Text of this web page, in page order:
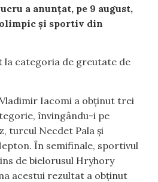
a anunțat, pe 9 august,
și sportiv din
la categoria de greutate de
Iacomi a obținut trei
învingându-i pe
turcul Necdet Pala și
În semifinale, sportivul
de bielorusul Hryhory
acestui rezultat a obținut